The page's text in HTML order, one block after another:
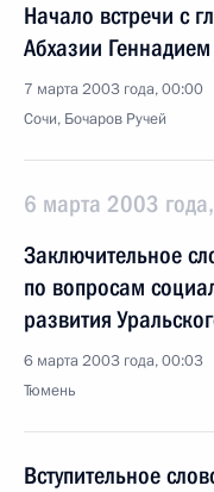
Начало встречи с
Абхазии Геннадием
7 марта 2003 года, 00:00
Сочи, Бочаров Ручей
6 марта 2003 года,
Заключительное
по вопросам
развития
6 марта 2003 года, 00:03
Тюмень
Вступительное